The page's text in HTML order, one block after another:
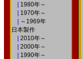
1980年～
1970年～
～1969年
日本製作
2010年～
2000年～
1990年～